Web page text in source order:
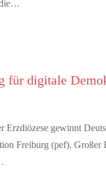
die…
für digitale
Erzdiözese gewinnt
Freiburg (pef). Großer